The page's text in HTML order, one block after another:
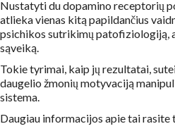
Nustatyti du dopamino receptorių
atlieka vienas kitą papildančius
psichikos sutrikimų patofiziologiją,
sąveiką.
Tokie tyrimai, kaip jų rezultatai,
daugelio žmonių motyvaciją
sistema.
Daugiau informacijos apie tai